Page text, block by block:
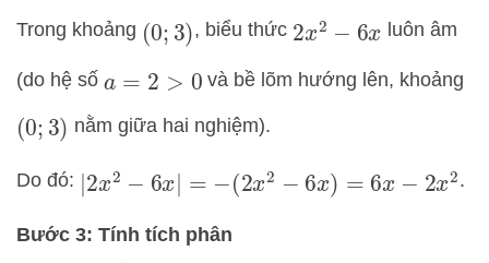
Trong khoảng (0; 3) , biểu thức 2x2 −6 x luôn âm
(do hệ số a =2 > 0 và bề lõm hướng lên, khoảng
(0; 3) nằm giữa hai nghiệm).
Do đó: 2x2 −6 x|= −( 2x2−6x )= 6x− 2x 2 .
Bước 3: Tính tích phân